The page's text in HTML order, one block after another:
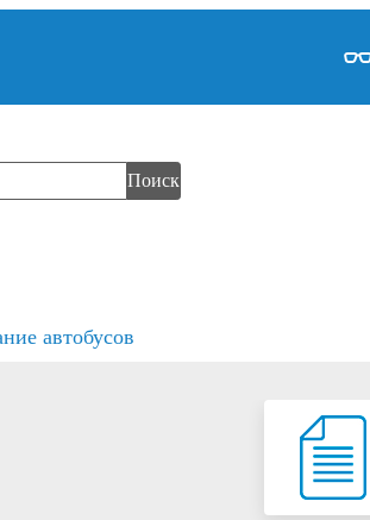
Поиск
автобусов